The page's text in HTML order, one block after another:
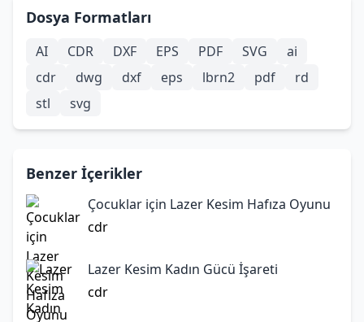
Dosya Formatları
AI CDR DXF EPS PDF SVG
ai
cdr
dwg dxf eps lbrn2 pdf
rd
stl
svg
Benzer İçerikler
Çocuklar için Lazer Kesim Hafıza Oyunu
cdr
Lazer Kesim Kadın Gücü İşareti
cdr